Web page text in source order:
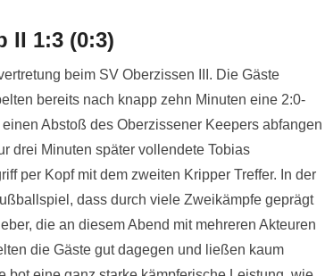
II 1:3 (0:3)
beim SV Oberzissen III. Die Gäste
bereits nach knapp zehn Minuten eine 2:0-
Abstoß des Oberzissener Keepers abfangen
drei Minuten später vollendete Tobias
per Kopf mit dem zweiten Kripper Treffer. In der
dass durch viele Zweikämpfe geprägt
die an diesem Abend mit mehreren Akteuren
die Gäste gut dagegen und ließen kaum